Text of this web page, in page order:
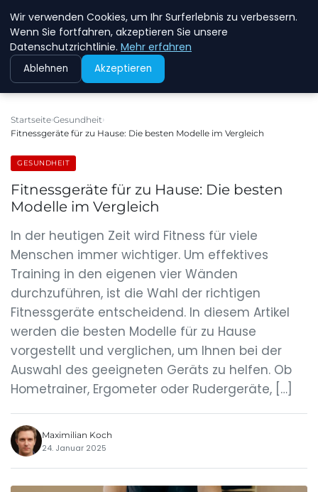
NEW ENERGY JOBS
Startseite Gesundheit
Fitnessgeräte für zu Hause: Die besten Modelle im Vergleich
GESUNDHEIT
Fitnessgeräte für zu Hause: Die besten
Modelle im Vergleich
In der heutigen Zeit wird Fitness für viele
Menschen immer wichtiger. Um effektives
Training in den eigenen vier Wänden
durchzuführen, ist die Wahl der richtigen
Fitnessgeräte entscheidend. In diesem Artikel
werden die besten Modelle für zu Hause
vorgestellt und verglichen, um Ihnen bei der
Auswahl des geeigneten Geräts zu helfen. Ob
Hometrainer, Ergometer oder Rudergeräte, […]
Maximilian Koch
24. Januar 2025
Wir verwenden Cookies, um Ihr Surferlebnis zu verbessern.
Wenn Sie fortfahren, akzeptieren Sie unsere
Datenschutzrichtlinie. Mehr erfahren
Ablehnen Akzeptieren